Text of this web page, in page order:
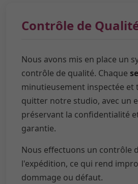
Contrôle de
Nous avons mis en place un
contrôle de qualité. Chaque
minutieusement inspectée et
quitter notre studio, avec un
préservant la confidentialité
garantie.
Nous effectuons un contrôle
l'expédition, ce qui rend
dommage ou défaut.